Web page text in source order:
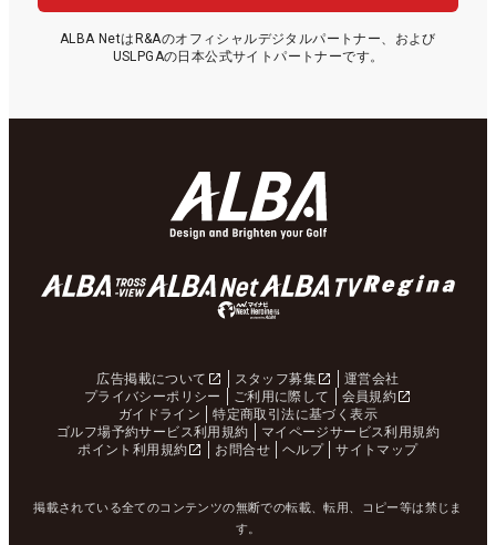
ALBA NetはR&Aのオフィシャルデジタルパートナー、および
USLPGAの日本公式サイトパートナーです。
広告掲載について スタッフ募集
運営会社
プライバシーポリシー
ご利用に際して
会員規約
ガイドライン
特定商取引法に基づく表示
ゴルフ場予約サービス利用規約
マイページサービス利用規約
ポイント利用規約
お問合せ ヘルプ サイトマップ
掲載されている全てのコンテンツの無断での転載、転用、コピー等は禁じま
す。